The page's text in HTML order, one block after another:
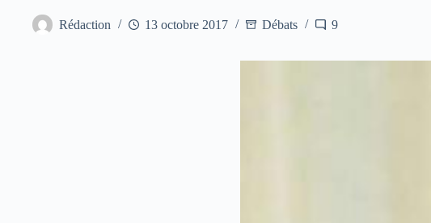
Rédaction 13 octobre 2017 Débats 9